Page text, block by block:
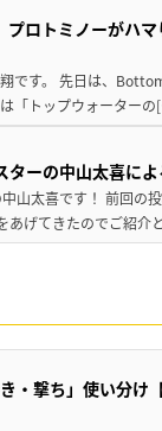
ロトミノーがハ
です。 先日は、
は「トップウォーター
ーの中山太喜によ
山太喜です！ 前回の
あげてきたのでご紹
・撃ち」使い分け